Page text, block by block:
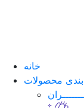
خانه
محصولات